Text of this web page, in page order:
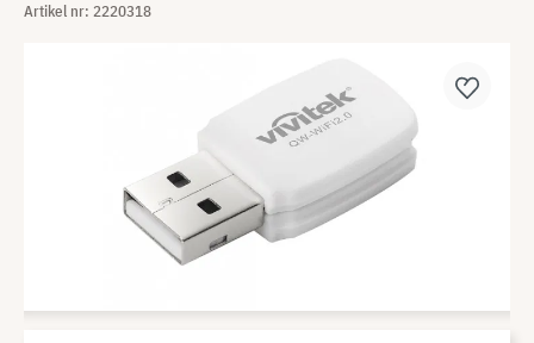
Artikel nr: 2220318